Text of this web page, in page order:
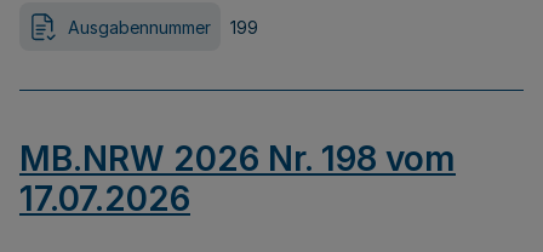
Ausgabennummer 199
MB.NRW 2026 Nr. 198 vom
17.07.2026